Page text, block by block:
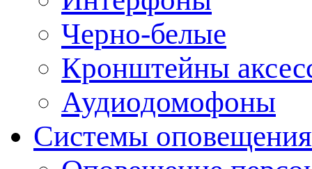
Черно-белые
Кронштейны
Аудиодомофоны
Системы оповещения